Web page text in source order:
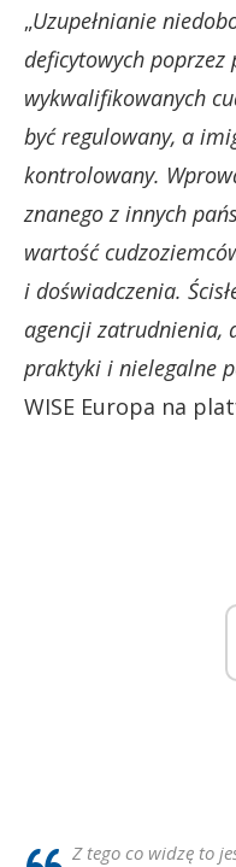
„Uzupełnianie
deficytowych
wykwalifikowanych
być regulowany, a
kontrolowany.
znanego z innych
wartość
i doświadczenia.
agencji zatrudnienia,
praktyki i nielegalne
WISE Europa na
Z tego co widzę to